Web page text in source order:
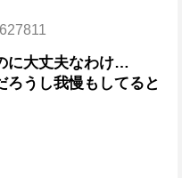
に大丈夫なわけ…
ろうし我慢もしてると